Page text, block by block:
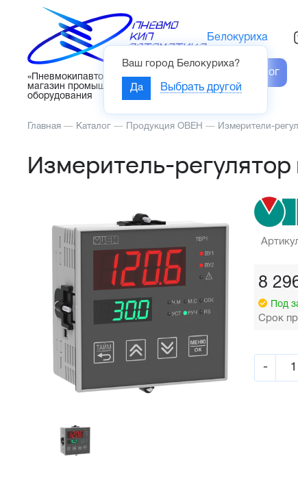
«Пневмокипавтоматика» – интернет-
магазин промышленного
оборудования
Белокуриха
Ваш город Белокуриха?
Да Выбрать другой
Каталог
Главная — Каталог — Продукция ОВЕН — Измерители-
Измеритель-
8
Под
Срок
-